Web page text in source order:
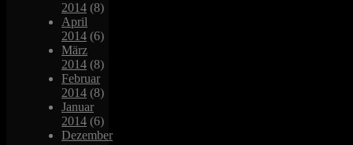
2014 (8)
April
2014 (6)
März
2014 (8)
Februar
2014 (8)
Januar
2014 (6)
Dezember